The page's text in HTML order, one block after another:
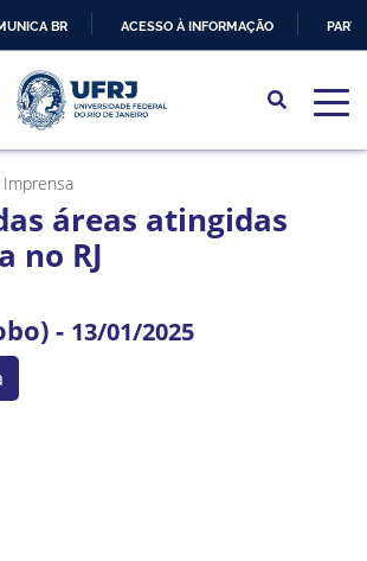
PARA
O
CONTEÚDO
BR ACESSO À INFORMAÇÃO
Imprensa
áreas atingidas
no RJ
- 13/01/2025